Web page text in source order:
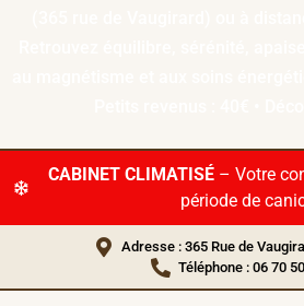
CABINET CLIMATISÉ– Votre
période de
Adresse : 365 Rue de
Téléphone : 06 70